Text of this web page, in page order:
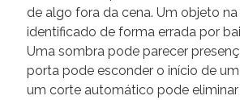
de algo fora da cena. Um objeto
identificado de forma errada por
Uma sombra pode parecer
porta pode esconder o início de
um corte automático pode